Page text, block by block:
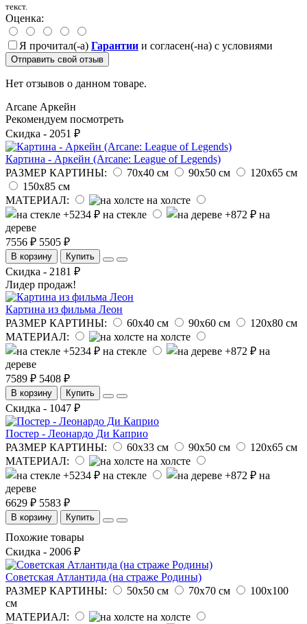
текст.
Оценка:
Я прочитал(-а) Гарантии и согласен(-на) с условиями
Отправить свой отзыв
Нет отзывов о данном товаре.
Arcane Аркейн
Рекомендуем посмотреть
Скидка - 2051 ₽
Картина - Аркейн (Arcane: League of Legends)
РАЗМЕР КАРТИНЫ:
70х40 см 90х50 см
120х65 см
150х85 см
МАТЕРИАЛ:
на холсте
на стекле
на
дереве
7556 ₽ 5505 ₽
В корзину Купить
Скидка - 2181 ₽
Лидер продаж!
Картина из фильма Леон
РАЗМЕР КАРТИНЫ:
60х40 см 90х60 см
120х80 см
МАТЕРИАЛ:
на холсте
на стекле
на
дереве
7589 ₽ 5408 ₽
В корзину Купить
Скидка - 1047 ₽
Постер - Леонардо Ди Каприо
РАЗМЕР КАРТИНЫ:
60х33 см 90х50 см
120х65 см
МАТЕРИАЛ:
на холсте
на стекле
на
дереве
6629 ₽ 5583 ₽
В корзину Купить
Похожие товары
Скидка - 2006 ₽
Советская Атлантида (на страже Родины)
РАЗМЕР КАРТИНЫ:
50х50 см 70х70 см
100х100
см
МАТЕРИАЛ:
на холсте